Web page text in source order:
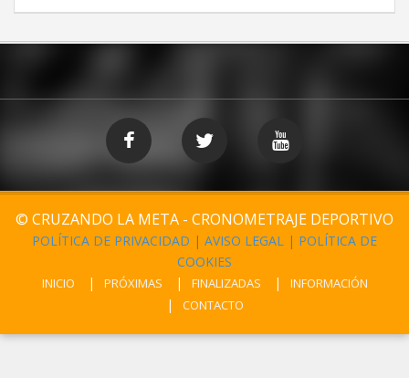
© CRUZANDO LA META - CRONOMETRAJE DEPORTIVO
POLÍTICA DE PRIVACIDAD | AVISO LEGAL | POLÍTICA DE
COOKIES
INICIO PRÓXIMAS FINALIZADAS
INFORMACIÓN
CONTACTO